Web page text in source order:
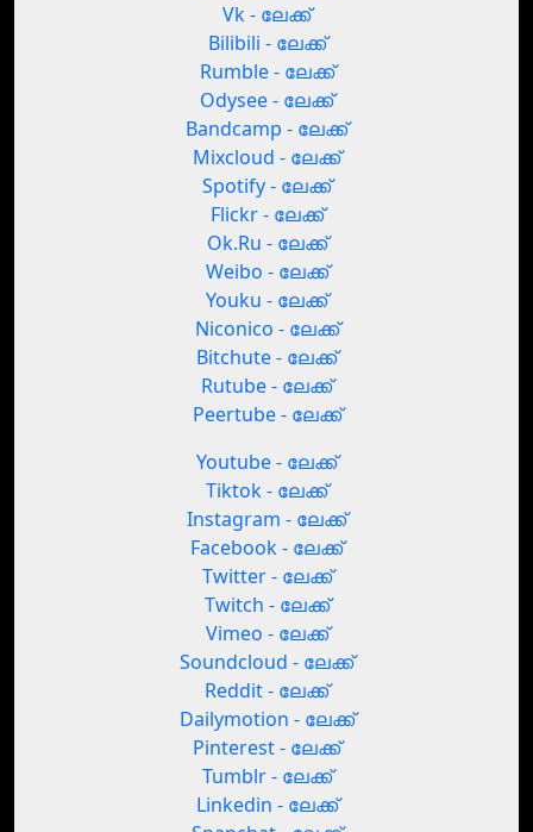
Vk - ലേക്ക്
Bilibili - ലേക്ക്
Rumble - ലേക്ക്
Odysee - ലേക്ക്
Bandcamp - ലേക്ക്
Mixcloud - ലേക്ക്
Spotify - ലേക്ക്
Flickr - ലേക്ക്
Ok.Ru - ലേക്ക്
Weibo - ലേക്ക്
Youku - ലേക്ക്
Niconico - ലേക്ക്
Bitchute - ലേക്ക്
Rutube - ലേക്ക്
Peertube - ലേക്ക്
Youtube - ലേക്ക്
Tiktok - ലേക്ക്
Instagram - ലേക്ക്
Facebook - ലേക്ക്
Twitter - ലേക്ക്
Twitch - ലേക്ക്
Vimeo - ലേക്ക്
Soundcloud - ലേക്ക്
Reddit - ലേക്ക്
Dailymotion - ലേക്ക്
Pinterest - ലേക്ക്
Tumblr - ലേക്ക്
Linkedin - ലേക്ക്